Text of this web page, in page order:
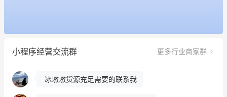
小程序经营交流群 更多行业商家群
餐饮也得靠私域和服务提高竞争力
昨晚的直播课程太好啦❤️
冰墩墩货源充足需要的联系我